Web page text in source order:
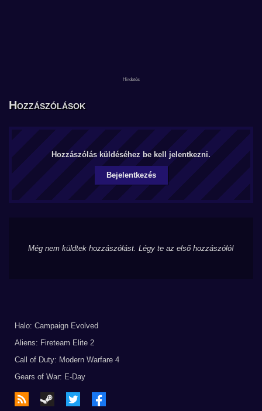
Hozzászólások
Hozzászólás küldéséhez be kell jelentkezni.
Bejelentkezés
Még nem küldtek hozzászólást. Légy te az első hozzászóló!
Halo: Campaign Evolved
Aliens: Fireteam Elite 2
Call of Duty: Modern Warfare 4
Gears of War: E-Day